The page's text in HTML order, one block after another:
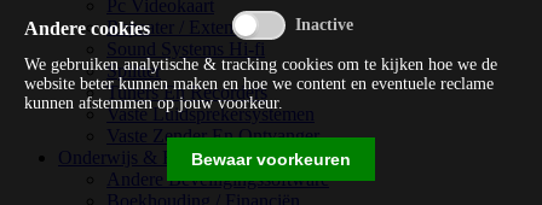
Pc Videokaart
Repeater / Extender
Sound Systems Hi-fi
Splitter
Tuners En Recorders
Vaste Luidsprekersystemen
Vaste Zender En Ontvanger
Onderwijs & Recreatie
Andere Beveiligingssoftware
Andere cookies
We gebruiken analytische & tracking cookies om te kijken hoe we de
website beter kunnen maken en hoe we content en eventuele reclame
kunnen afstemmen op jouw voorkeur.
Bewaar voorkeuren